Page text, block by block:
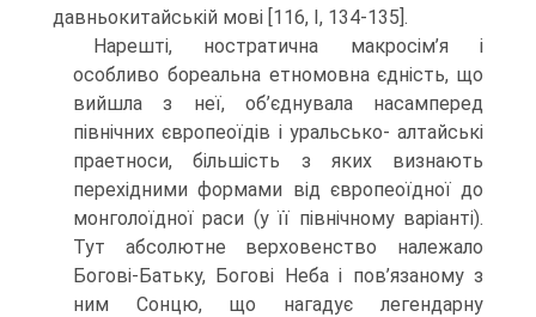
давньокитайській мові [116, I, 134-135].
Нарешті, ностратична макросім’я і
особливо бореальна етномовна єдність, що
вийшла з неї, об’єднувала насамперед
північних європеоїдів і уральсько- алтайські
праетноси, більшість з яких визнають
перехідними формами від євро­пеоїдної до
монголоїдної раси (у її північному варіанті).
Тут абсолютне верховенс­тво належало
Богові-Батьку, Богові Неба і пов’язаному з
ним Сонцю, що нагадує легендарну